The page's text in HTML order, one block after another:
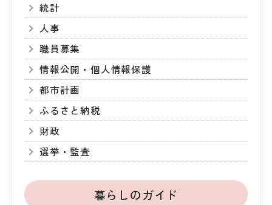
統計
人事
職員募集
情報公開・個人情報保護
都市計画
ふるさと納税
財政
選挙・監査
暮らしのガイド